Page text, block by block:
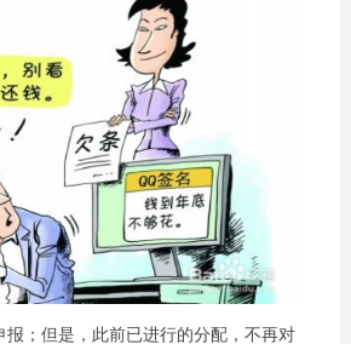
报；但是，此前已进行的分配，不再对